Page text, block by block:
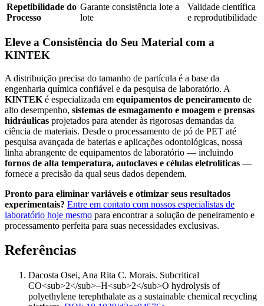
Repetibilidade do
Processo
Garante consistência lote a
lote
Validade científica
e reprodutibilidade
Eleve a Consistência do Seu Material com a
KINTEK
A distribuição precisa do tamanho de partícula é a base da
engenharia química confiável e da pesquisa de laboratório. A
KINTEK é especializada em equipamentos de peneiramento de
alto desempenho, sistemas de esmagamento e moagem e prensas
hidráulicas projetados para atender às rigorosas demandas da
ciência de materiais. Desde o processamento de pó de PET até
pesquisa avançada de baterias e aplicações odontológicas, nossa
linha abrangente de equipamentos de laboratório — incluindo
fornos de alta temperatura, autoclaves e células eletrolíticas —
fornece a precisão da qual seus dados dependem.
Pronto para eliminar variáveis e otimizar seus resultados
experimentais? Entre em contato com nossos especialistas de
laboratório hoje mesmo para encontrar a solução de peneiramento e
processamento perfeita para suas necessidades exclusivas.
Referências
Dacosta Osei, Ana Rita C. Morais. Subcritical
CO<sub>2</sub>–H<sub>2</sub>O hydrolysis of
polyethylene terephthalate as a sustainable chemical recycling